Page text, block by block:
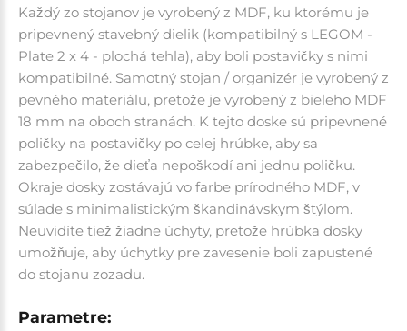
Každý zo stojanov je vyrobený z MDF, ku ktorému je
pripevnený stavebný dielik (kompatibilný s LEGOM -
Plate 2 x 4 - plochá tehla), aby boli postavičky s nimi
kompatibilné. Samotný stojan / organizér je vyrobený z
pevného materiálu, pretože je vyrobený z bieleho MDF
18 mm na oboch stranách. K tejto doske sú pripevnené
poličky na postavičky po celej hrúbke, aby sa
zabezpečilo, že dieťa nepoškodí ani jednu poličku.
Okraje dosky zostávajú vo farbe prírodného MDF, v
súlade s minimalistickým škandinávskym štýlom.
Neuvidíte tiež žiadne úchyty, pretože hrúbka dosky
umožňuje, aby úchytky pre zavesenie boli zapustené
do stojanu zozadu.
Parametre: